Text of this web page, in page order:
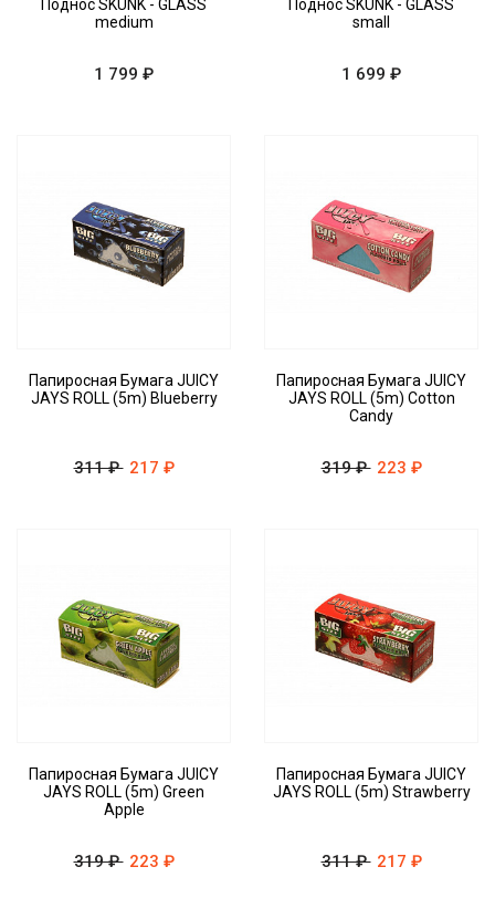
Поднос SKUNK - GLASS
medium
1 799 ₽
Поднос SKUNK - GLASS
small
1 699 ₽
Папиросная Бумага JUICY
JAYS ROLL (5m) Blueberry
311 ₽ 217 ₽
Папиросная Бумага JUICY
JAYS ROLL (5m) Cotton
Candy
319 ₽ 223 ₽
Папиросная Бумага JUICY
JAYS ROLL (5m) Green
Apple
319 ₽ 223 ₽
Папиросная Бумага JUICY
JAYS ROLL (5m) Strawberry
311 ₽ 217 ₽